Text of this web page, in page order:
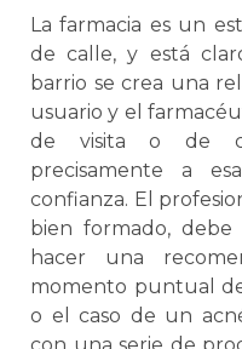
La farmacia es un
de calle, y está
barrio se crea una
usuario y el
de visita o de
precisamente a
confianza. El
bien formado,
hacer una
momento puntual
o el caso de un